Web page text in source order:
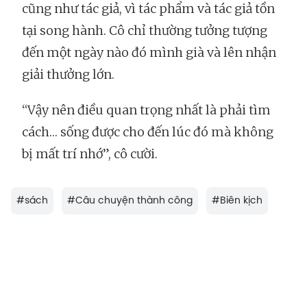
cũng như tác giả, vì tác phẩm và tác giả tồn
tại song hành. Cô chỉ thường tưởng tượng
đến một ngày nào đó mình già và lên nhận
giải thưởng lớn.
“Vậy nên điều quan trọng nhất là phải tìm
cách… sống được cho đến lúc đó mà không
bị mất trí nhớ”, cô cười.
#sách #Câu chuyện thành công #Biên kịch